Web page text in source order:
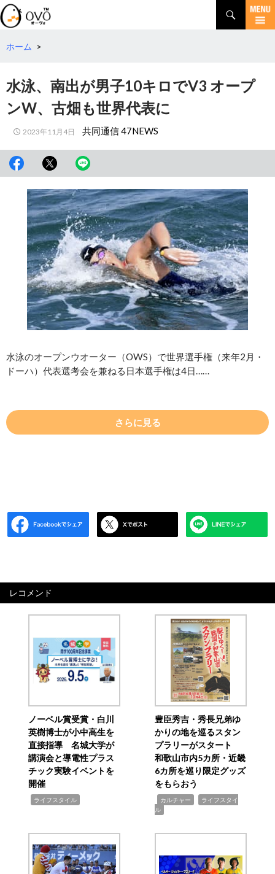
検
索
コ
テ
へ
ホーム >
水泳、南出が男子10キロでV3 オープ
ンW、古畑も世界代表に
2023年11月4日 共同通信 47NEWS
水泳のオープンウオーター（OWS）で世界選手権（来年2月・
ドーハ）代表選考会を兼ねる日本選手権は4日……
さらに見る
レコメンド
ノーベル賞受賞・白川
英樹博士が小中高生を
直接指導 名城大学が
講演会と導電性プラス
チック実験イベントを
開催
ライフスタイル
豊臣秀吉・秀長兄弟ゆ
かりの地を巡るスタン
プラリーがスタート
和歌山市内5カ所・近畿
6カ所を巡り限定グッズ
をもらおう
カルチャー
ライフスタイ
ル